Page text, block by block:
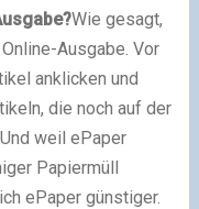
Wie gesagt,
Ausgabe. Vor
anklicken und
die noch auf der
weil ePaper
Papiermüll
ePaper günstiger.